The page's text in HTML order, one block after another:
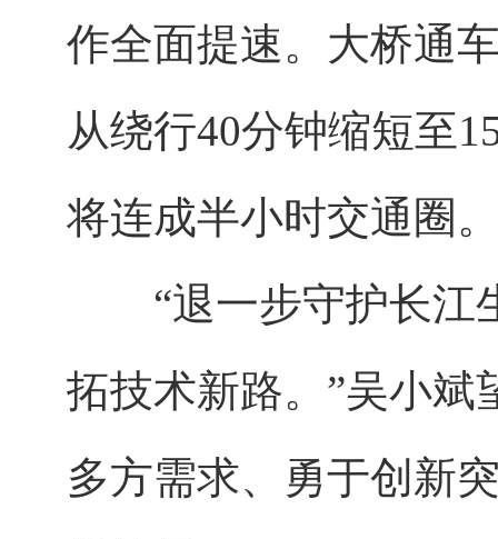
作全面提速。大桥通
从绕行40分钟缩短至
将连成半小时交通圈
“退一步守护长江
拓技术新路。”吴小斌
多方需求、勇于创新